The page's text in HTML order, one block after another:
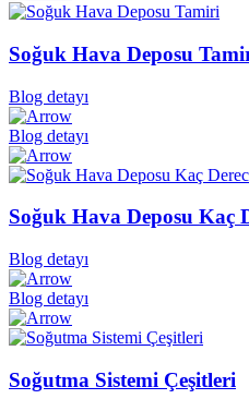
Soğuk Hava Deposu
Blog detayı
Blog detayı
Soğuk Hava Deposu Kaç
Blog detayı
Blog detayı
Soğutma Sistemi Çeşitleri